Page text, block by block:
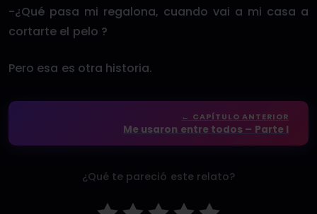
-¿Qué pasa mi regalona, cuando vai a mi casa a
cortarte el pelo ?
Pero esa es otra historia.
← CAPÍTULO ANTERIOR
Me usaron entre todos – Parte I
¿Qué te pareció este relato?